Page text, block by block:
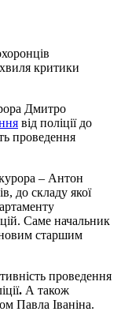
критики
Дмитро
від поліції до
проведення
– Антон
до складу якої
Саме начальник
старшим
проведення
. А також
Павла Іваніна.